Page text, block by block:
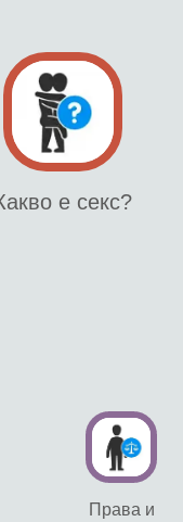
е секс?
Права и